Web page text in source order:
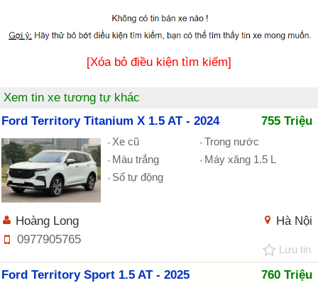
[Xóa bỏ điều kiện tìm kiếm]
Xem tin xe tương tự khác
Ford Territory Titanium X 1.5 AT - 2024
755 Triệu
Xe cũ
Trong nước
Màu trắng
Máy xăng 1.5 L
Số tự động
Hà Nội
Hoàng Long
0977905765
Lưu tin
Ford Territory Sport 1.5 AT - 2025 760 Triệu